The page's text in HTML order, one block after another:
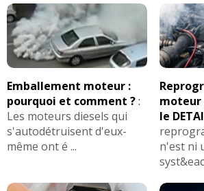
Emballement moteur :
pourquoi et comment ?:
Les moteurs diesels qui
s'autodétruisent d'eux-
même ont é ...
moteur
le
n'est ni